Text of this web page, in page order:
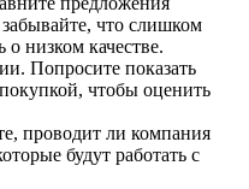
что слишком
низком качестве.
Попросите показать
чтобы оценить
проводит ли компания
будут работать с